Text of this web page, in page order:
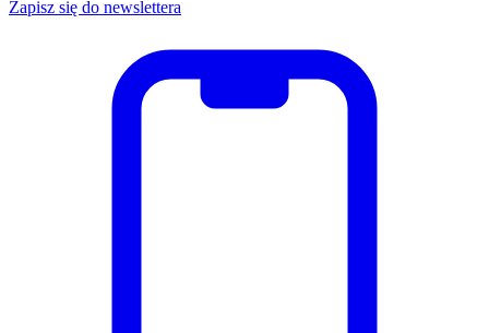
Zapisz się do newslettera